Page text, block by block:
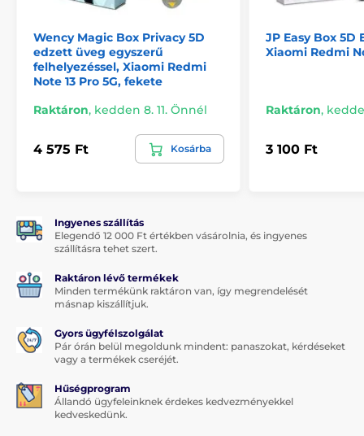
megérdemelt védelmet!
Wency Magic Box Privacy 5D
edzett üveg egyszerű
felhelyezéssel, Xiaomi Redmi
Note 13 Pro 5G, fekete
Raktáron, kedden 8. 11. Önnél
4 575 Ft Kosárba
JP Easy Box 5D
Xiaomi Redmi
Raktáron,
3 100 Ft
Ingyenes szállítás
Elegendő 12 000 Ft értékben vásárolnia, és ingyenes
szállításra tehet szert.
Raktáron lévő termékek
Minden termékünk raktáron van, így megrendelését
másnap kiszállítjuk.
Gyors ügyfélszolgálat
Pár órán belül megoldunk mindent: panaszokat, kérdéseket
vagy a termékek cseréjét.
Hűségprogram
Állandó ügyfeleinknek érdekes kedvezményekkel
kedveskedünk.